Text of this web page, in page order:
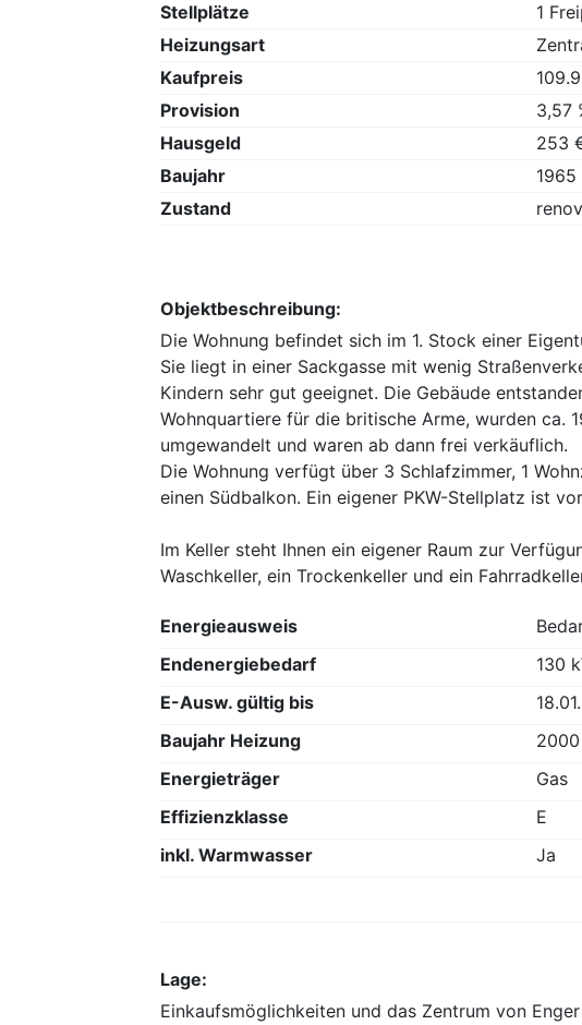
Stellplätze
1
Heizungsart
Kaufpreis
Provision
3,57
Hausgeld
253
Baujahr
1965
Zustand
Objektbeschreibung:
Die Wohnung befindet sich im 1. Stock einer
Sie liegt in einer Sackgasse mit wenig
Kindern sehr gut geeignet. Die Gebäude
Wohnquartiere für die britische Arme, wurden ca.
umgewandelt und waren ab dann frei verkäuflich.
Die Wohnung verfügt über 3 Schlafzimmer, 1
einen Südbalkon. Ein eigener PKW-Stellplatz ist
Im Keller steht Ihnen ein eigener Raum zur
Waschkeller, ein Trockenkeller und ein
Energieausweis
Endenergiebedarf
130
E-Ausw. gültig bis
Baujahr Heizung
2000
Energieträger
Gas
Effizienzklasse
E
inkl. Warmwasser
Ja
Lage:
Einkaufsmöglichkeiten und das Zentrum von